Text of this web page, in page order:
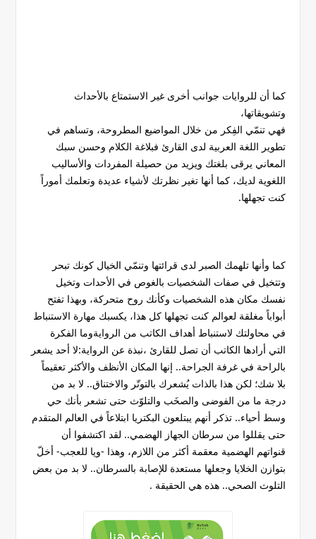
كما أن للروايات جوانب أخرى غير الاستمتاع بالأحداث
وتشويقاتها،
فهي تنمّي الفِكر من خلال المواضيع المطروحة، وتساهم في
تطوير اللغة العربية لدى القارئ فبلاغة الكلام وحسن سبك
المعاني يرقى بلغتك ويزيد من حصيلة المفردات والأساليب
اللغوية لديك، كما أنها تغير نظرتك لأشياء عديدة وتعلمك أموراً
كنت تجهلها.
كما وأنها تلهمك الصبر لدى قرائتها وتنمّي الخيال كونك تبحر
وتتخيل في صفات الشخصيات بالغوص في الأحدات وتخيل
نفسك مكان هذه الشخصيات وكأنك روح متحركة، وبهذا تفتح
أبواباً مغلقة لعوالم كنت تجهلها كل هذا، يكسبك مهارة الاستنباط
في محاولتك لاستنباط أهداف الكاتب من الروايةوما الفكرة
التي أرادها الكاتب أن تصل للقارئ ،نبذة عن الرواية:لا أحد يشعر
بالراحة في غرفة الجراحة.. إنها المكان الأنظف والأكثر تعقيماً
بلا شك؛ لكن هذا بالذات يُشعرك بالتوتّر والاختناق.. لا بد من
درجة ما من الفوضى والصخَب والتلوّث حتى تشعر بأنك حي
وسط أحياء.. تذكر أنهم يبتلعون البكتريا ابتلاعاً في العالم المتقدم
حتى يقللوا من سرطان الجهاز الهضمي.. لقد اكتشفوا أن
قنواتهم الهضمية معقمة أكثر من اللازم، وهذا -ويا للعجب- أخلّ
بتوازن الخلايا وجعلها مستعدة للإصابة بالسرطان.. لا بد من بعض
التلوث الصحي.. هذه هي الحقيقة .